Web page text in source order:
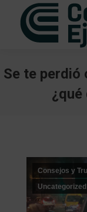
Se te perdió
¿qué
Consejos y
Uncategorized